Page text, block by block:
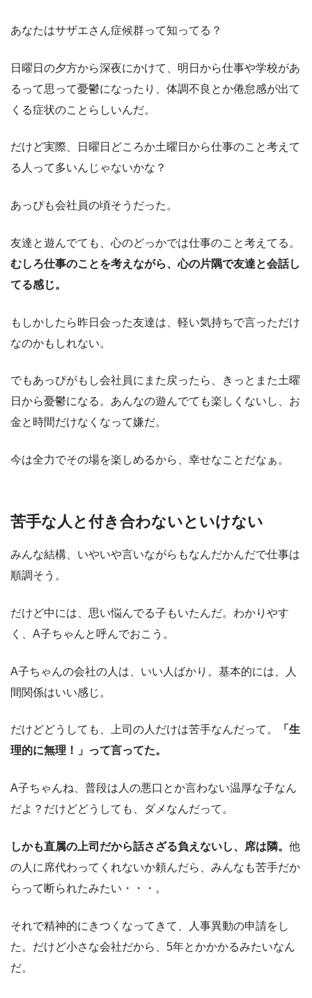
あなたはサザエさん症候群って知ってる？
日曜日の夕方から深夜にかけて、明日から仕事や学校があ
るって思って憂鬱になったり、体調不良とか倦怠感が出て
くる症状のことらしいんだ。
だけど実際、日曜日どころか土曜日から仕事のこと考えて
る人って多いんじゃないかな？
あっぴも会社員の頃そうだった。
友達と遊んでても、心のどっかでは仕事のこと考えてる。
むしろ仕事のことを考えながら、心の片隅で友達と会話し
てる感じ。
もしかしたら昨日会った友達は、軽い気持ちで言っただけ
なのかもしれない。
でもあっぴがもし会社員にまた戻ったら、きっとまた土曜
日から憂鬱になる。あんなの遊んでても楽しくないし、お
金と時間だけなくなって嫌だ。
今は全力でその場を楽しめるから、幸せなことだなぁ。
苦手な人と付き合わないといけない
みんな結構、いやいや言いながらもなんだかんだで仕事は
順調そう。
だけど中には、思い悩んでる子もいたんだ。わかりやす
く、A子ちゃんと呼んでおこう。
A子ちゃんの会社の人は、いい人ばかり。基本的には、人
間関係はいい感じ。
だけどどうしても、上司の人だけは苦手なんだって。
「生
理的に無理！」って言ってた。
A子ちゃんね、普段は人の悪口とか言わない温厚な子なん
だよ？だけどどうしても、ダメなんだって。
しかも直属の上司だから話さざる負えないし、席は隣。 他
の人に席代わってくれないか頼んだら、みんなも苦手だか
らって断られたみたい・・・。
それで精神的にきつくなってきて、人事異動の申請をし
た。だけど小さな会社だから、5年とかかかるみたいなん
だ。